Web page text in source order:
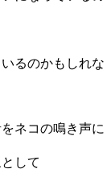
るのかもしれな
ネコの鳴き声に
して